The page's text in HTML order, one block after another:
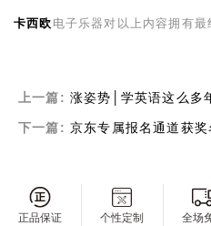
卡西欧 电子乐器对以上内容拥有最
上一篇: 涨姿势│学英语这么多
下一篇: 京东专属报名通道获奖
正品保证 个性定制 全场